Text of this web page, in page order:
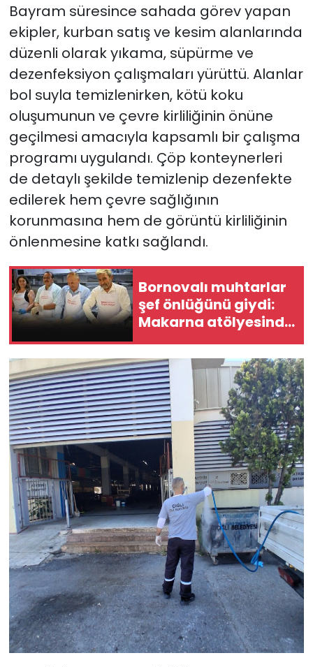
Bayram süresince sahada görev yapan
ekipler, kurban satış ve kesim alanlarında
düzenli olarak yıkama, süpürme ve
dezenfeksiyon çalışmaları yürüttü. Alanlar
bol suyla temizlenirken, kötü koku
oluşumunun ve çevre kirliliğinin önüne
geçilmesi amacıyla kapsamlı bir çalışma
programı uygulandı. Çöp konteynerleri
de detaylı şekilde temizlenip dezenfekte
edilerek hem çevre sağlığının
korunmasına hem de görüntü kirliliğinin
önlenmesine katkı sağlandı.
Bornovalı muhtarlar
şef önlüğünü giydi:
Makarna atölyesinde
buluştular
Yurt